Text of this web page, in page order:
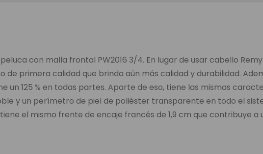
con malla frontal PW2016 3/4. En lugar de usar cabello
de primera calidad que brinda aún más calidad y durabilidad.
un 125 % en todas partes. Aparte de eso, tiene las mismas
y un perímetro de piel de poliéster transparente en todo el
el mismo frente de encaje francés de 1,9 cm que contribuye a